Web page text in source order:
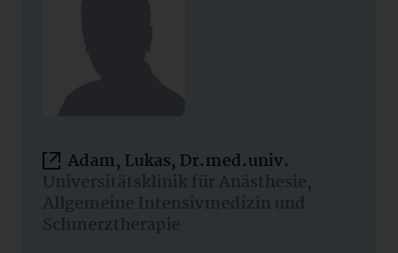
Adam, Lukas, Dr.med.univ.
Universitätsklinik für Anästhesie,
Allgemeine Intensivmedizin und
Schmerztherapie